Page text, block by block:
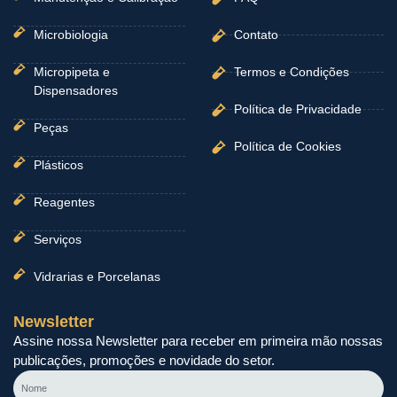
Microbiologia
Micropipeta e
Dispensadores
Peças
Plásticos
Reagentes
Serviços
Vidrarias e Porcelanas
Contato
Termos e Condições
Política de Privacidade
Política de Cookies
Newsletter
Assine nossa Newsletter para receber em primeira mão nossas
publicações, promoções e novidade do setor.
Nome